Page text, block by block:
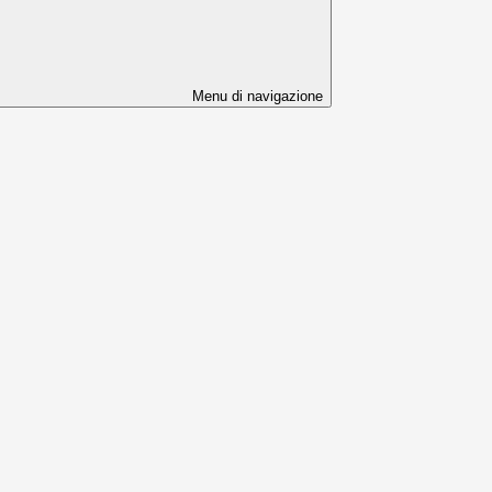
Menu di navigazione